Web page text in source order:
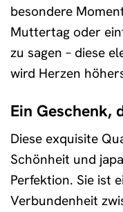
besondere
Muttertag oder
zu sagen – diese
wird Herzen
Ein Geschenk,
Diese exquisite
Schönheit und
Perfektion. Sie ist
Verbundenheit